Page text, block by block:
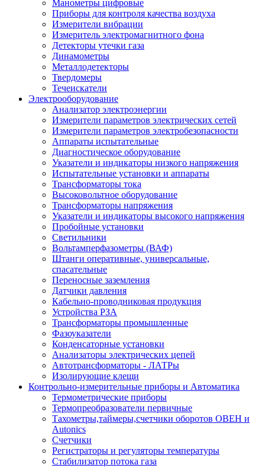
Манометры цифровые
Приборы для контроля качества воздуха
Измерители вибрации
Измеритель электромагнитного фона
Детекторы утечки газа
Динамометры
Металлодетекторы
Твердомеры
Течеискатели
Электрооборудование
Анализатор электроэнергии
Измерители параметров электрических сетей
Измерители параметров электробезопасности
Аппараты испытательные
Диагностическое оборудование
Указатели и индикаторы низкого напряжения
Испытательные установки и аппараты
Трансформаторы тока
Высоковольтное оборудование
Трансформаторы напряжения
Указатели и индикаторы высокого напряжения
Пробойные установки
Светильники
Вольтамперфазометры (ВАФ)
Штанги оперативные, универсальные,
спасательные
Переносные заземления
Датчики давления
Кабельно-проводниковая продукция
Устройства РЗА
Трансформаторы промышленные
Фазоуказатели
Конденсаторные установки
Анализаторы электрических цепей
Автотрансформаторы - ЛАТРы
Изолирующие клещи
Контрольно-измерительные приборы и Автоматика
Термометрические приборы
Термопреобразователи первичные
Тахометры,таймеры,счетчики оборотов ОВЕН и
Autonics
Счетчики
Регистраторы и регуляторы температуры
Стабилизатор потока газа